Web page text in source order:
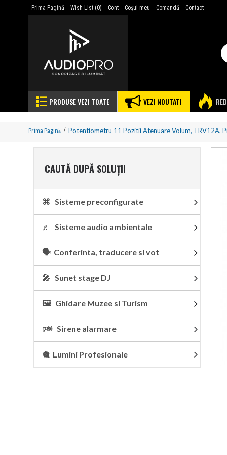
Prima Pagină Wish List (0) Cont Coşul meu Comandă Contact
PRODUSE VEZI TOATE VEZI NOUTATI
Prima Pagină Potentiometru 11 Pozitii Atenuare Volum, TRV12A,
CAUTĂ DUPĂ SOLUȚII
⌘ Sisteme preconfigurate
♬ Sisteme audio ambientale
🗣 Conferinta, traducere si vot
🎤 Sunet stage DJ
🖼 Ghidare Muzee si Turism
🕬 Sirene alarmare
🎕 Lumini Profesionale